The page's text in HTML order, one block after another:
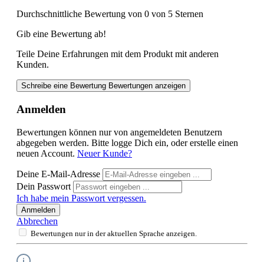
Durchschnittliche Bewertung von 0 von 5 Sternen
Gib eine Bewertung ab!
Teile Deine Erfahrungen mit dem Produkt mit anderen
Kunden.
Schreibe eine Bewertung Bewertungen anzeigen
Anmelden
Bewertungen können nur von angemeldeten Benutzern
abgegeben werden. Bitte logge Dich ein, oder erstelle einen
neuen Account. Neuer Kunde?
Deine E-Mail-Adresse
Dein Passwort
Ich habe mein Passwort vergessen.
Anmelden
Abbrechen
Bewertungen nur in der aktuellen Sprache anzeigen.